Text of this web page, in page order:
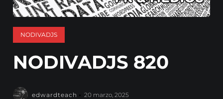
NODIVADJS
NODIVADJS 820
edwardteach 20 marzo, 2025